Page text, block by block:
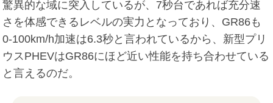
驚異的な域に突入しているが、7秒台であれば充分速
さを体感できるレベルの実力となっており、GR86も
0-100km/h加速は6.3秒と言われているから、新型プリ
ウスPHEVはGR86にほど近い性能を持ち合わせている
と言えるのだ。